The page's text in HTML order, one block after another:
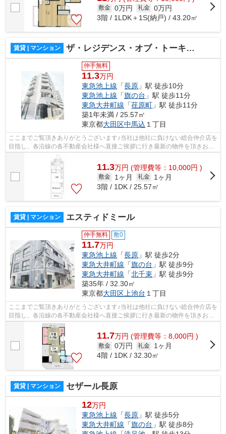
敷金 0万円 礼金 0万円
3階 / 1LDK＋1S(納戸) / 43.20㎡
賃貸 | マンション ザ・レジデンス・オブ・トーキョー ＯＭ０６
仲手無料
11.3万円
東急池上線 「長原 」駅 徒歩10分
東急池上線 「旗の台 」駅 徒歩11分
東急大井町線 「荏原町 」駅 徒歩11分
築1年未満 / 25.57㎡
東京都大田区中馬込 １丁目
ここまでご覧頂きありがとうございます♪当社は他社に負けない総合仲介店を
目指し、各沿線の各不動産会社様へ直接ご挨拶に行き最新の物件を頂きお客
様へ提供しております！最新の情報は...
11.3万円 (管理費等：10,000円 )
敷金 1ヶ月 礼金
1ヶ月
3階 / 1DK / 25.57㎡
賃貸 | マンション エスティドミール
仲手無料 敷0
11.7万円
東急池上線 「長原 」駅 徒歩2分
東急大井町線 「旗の台 」駅 徒歩9分
東急大井町線 「北千束 」駅 徒歩9分
築35年 / 32.30㎡
東京都大田区 上池台 １丁目
ここまでご覧頂きありがとうございます♪当社は他社に負けない総合仲介店を
目指し、各沿線の各不動産会社様へ直接ご挨拶に行き最新の物件を頂きお客
様へ提供しております！最新の情報は...
11.7万円 (管理費等：8,000円 )
敷金 0万円 礼金
1ヶ月
4階 / 1DK / 32.30㎡
賃貸 | マンション セザール長原
12万円
東急池上線 「長原 」駅 徒歩5分
東急大井町線 「旗の台 」駅 徒歩8分